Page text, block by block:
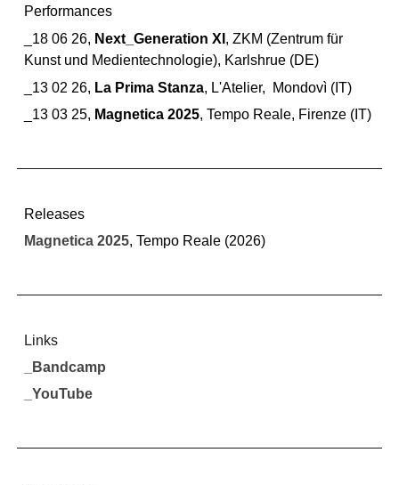
Performances
_18 06 26, Next_Generation XI , ZKM (Zentrum für
Kunst und Medientechnologie), Karlshrue (DE)
_13 02 26, La Prima Stanza, L'Atelier, Mondovì (IT)
13 03 25, Magnetica 2025,Tempo Reale, Firenze (IT)
Releases
Magnetica 2025, Tempo Reale (2026)
Links
_Bandcamp
_YouTube